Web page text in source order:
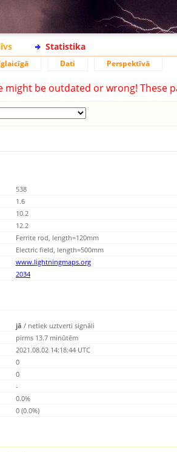
Statistika
Dati Perspektīvā
be outdated or wrong! These
538
1.6
10.2
12.2
Ferrite rod, length=120mm
Electric field, length=500mm
www.lightningmaps.org
2034
jā / netiek uztverti signāli
pirms 13.7 minūtēm
2021.08.02 14:18:44 UTC
0
0
-
0.0%
0 (0.0%)